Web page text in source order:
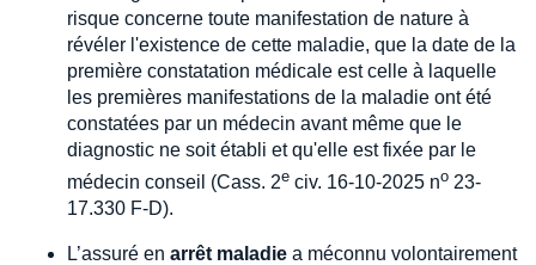
risque concerne toute manifestation de nature à
révéler l'existence de cette maladie, que la date de la
première constatation médicale est celle à laquelle
les premières manifestations de la maladie ont été
constatées par un médecin avant même que le
diagnostic ne soit établi et qu'elle est fixée par le
médecin conseil (Cass. 2e civ. 16-10-2025 no 23-
17.330 F-D).
L’assuré en arrêt maladie a méconnu volontairement